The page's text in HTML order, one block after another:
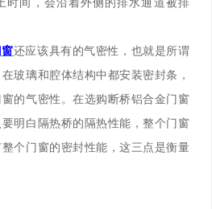
时间，会沿着外侧的排水通道被排
还应该具有的气密性，也就是所谓
玻璃和腔体结构中都安装密封条，
的气密性。在选购断桥铝合金门窗
明白隔热桥的隔热性能，整个门窗
个门窗的密封性能，这三点是衡量